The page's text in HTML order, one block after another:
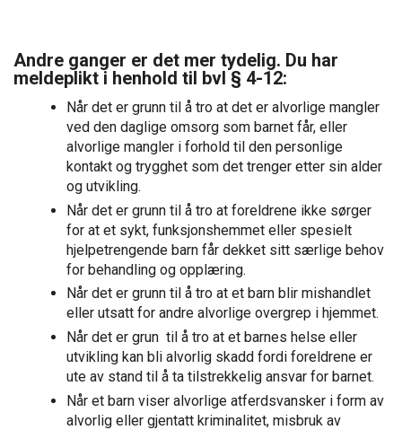
Andre ganger er det mer tydelig. Du har
meldeplikt i henhold til bvl § 4-12:
Når det er grunn til å tro at det er alvorlige mangler
ved den daglige omsorg som barnet får, eller
alvorlige mangler i forhold til den personlige
kontakt og trygghet som det trenger etter sin alder
og utvikling.
Når det er grunn til å tro at foreldrene ikke sørger
for at et sykt, funksjonshemmet eller spesielt
hjelpetrengende barn får dekket sitt særlige behov
for behandling og opplæring.
Når det er grunn til å tro at et barn blir mishandlet
eller utsatt for andre alvorlige overgrep i hjemmet.
Når det er grun til å tro at et barnes helse eller
utvikling kan bli alvorlig skadd fordi foreldrene er
ute av stand til å ta tilstrekkelig ansvar for barnet.
Når et barn viser alvorlige atferdsvansker i form av
alvorlig eller gjentatt kriminalitet, misbruk av